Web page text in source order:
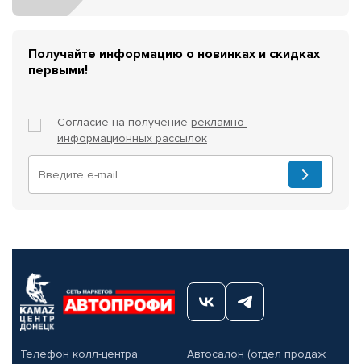
Получайте информацию о новинках и скидках
первыми!
Согласие на получение рекламно-
информационных рассылок
Телефон колл-центра
Автосалон (отдел продаж